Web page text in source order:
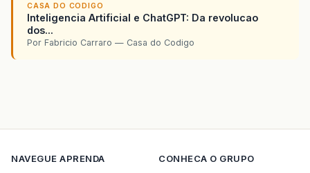
CASA DO CODIGO
Inteligencia Artificial e ChatGPT: Da revolucao
dos...
Por Fabricio Carraro — Casa do Codigo
NAVEGUE APRENDA
CONHECA O GRUPO